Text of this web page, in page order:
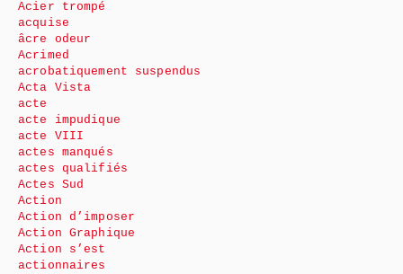
Acier trompé
acquise
âcre odeur
Acrimed
acrobatiquement suspendus
Acta Vista
acte
acte impudique
acte VIII
actes manqués
actes qualifiés
Actes Sud
Action
Action d’imposer
Action Graphique
Action s’est
actionnaires